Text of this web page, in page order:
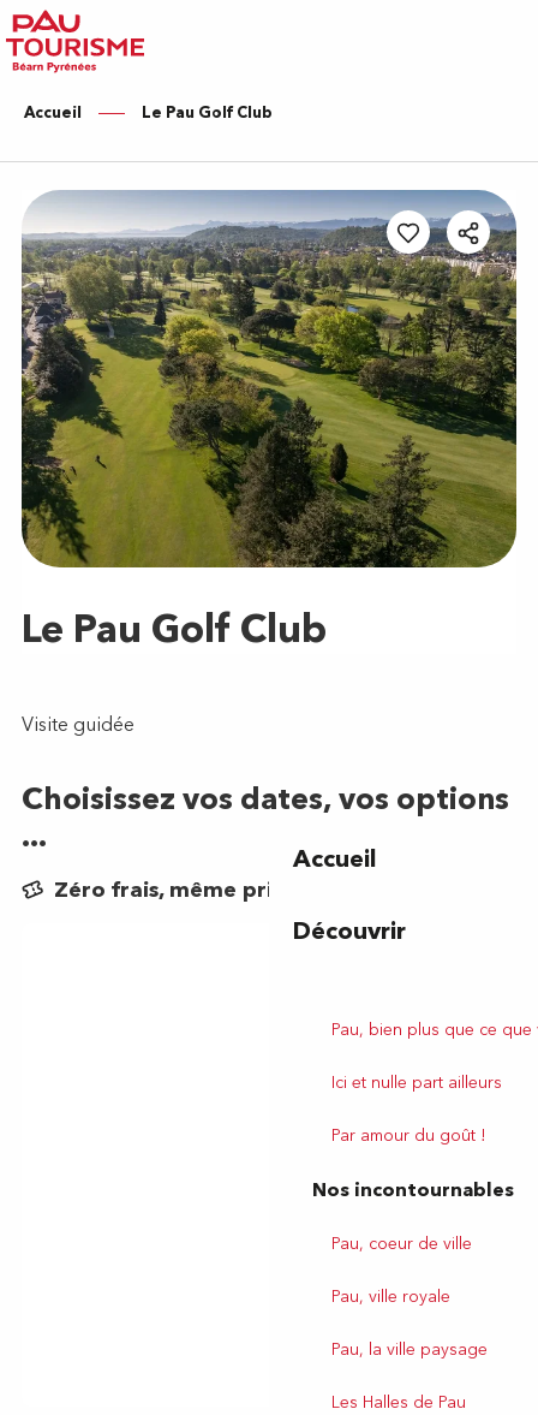
Aller
au
contenu
principal
Accueil
Découvrir
Pau, bien plus que ce
Ici et nulle part ailleurs
Par amour du goût !
Nos incontournables
Pau, coeur de ville
Pau, ville royale
Pau, la ville paysage
Les Halles de Pau
Accueil Le Pau Golf Club